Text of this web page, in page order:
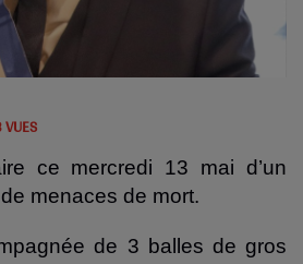
ce mercredi 13 mai d’un
menaces de mort.
de 3 balles de gros